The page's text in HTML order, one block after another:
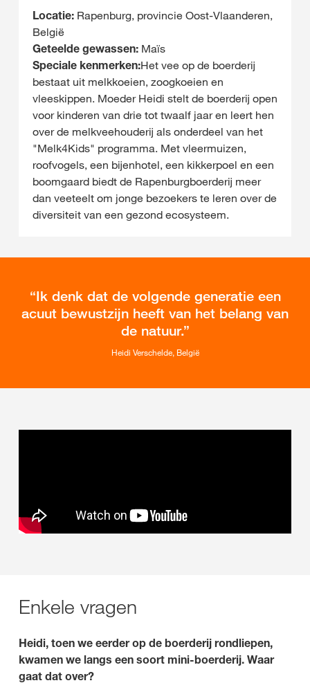
Locatie: Rapenburg, provincie Oost-Vlaanderen,
België
Geteelde gewassen: Maïs
Speciale kenmerken:Het vee op de boerderij
bestaat uit melkkoeien, zoogkoeien en
vleeskippen. Moeder Heidi stelt de boerderij open
voor kinderen van drie tot twaalf jaar en leert hen
over de melkveehouderij als onderdeel van het
"Melk4Kids" programma. Met vleermuizen,
roofvogels, een bijenhotel, een kikkerpoel en een
boomgaard biedt de Rapenburgboerderij meer
dan veeteelt om jonge bezoekers te leren over de
diversiteit van een gezond ecosysteem.
Ik denk dat de volgende generatie een
acuut bewustzijn heeft van het belang van
de natuur.
Heidi Verschelde, België
Enkele vragen
Heidi, toen we eerder op de boerderij rondliepen,
kwamen we langs een soort mini-boerderij. Waar
gaat dat over?